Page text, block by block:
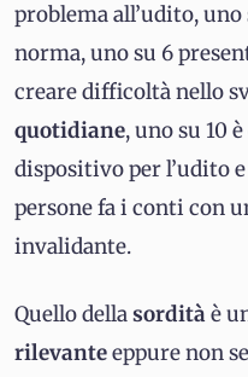
problema all’udito,
norma, uno su 6
creare difficoltà nello
quotidiane, uno su 10
dispositivo per l’udito
persone fa i conti con
invalidante.
Quello dellasorditàè
rilevanteeppure non